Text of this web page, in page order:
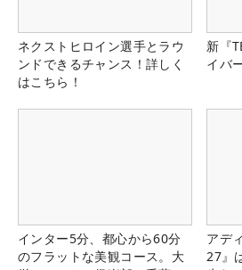
ネクストヒロイン選手とラウ
ンドできるチャンス！詳しく
はこちら！
新『
イバ
インター5分、都心から60分
のフラットな美観コース。大
アデ
27』